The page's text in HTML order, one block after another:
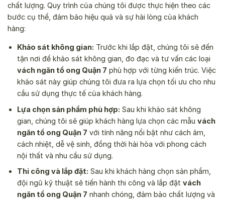
chất lượng. Quy trình của chúng tôi được thực hiện theo các
bước cụ thể, đảm bảo hiệu quả và sự hài lòng của khách
hàng:
Khảo sát không gian: Trước khi lắp đặt, chúng tôi sẽ đến
tận nơi để khảo sát không gian, đo đạc và tư vấn các loại
vách ngăn tổ ong Quận 7 phù hợp với từng kiến trúc. Việc
khảo sát này giúp chúng tôi đưa ra lựa chọn tối ưu cho nhu
cầu sử dụng thực tế của khách hàng.
Lựa chọn sản phẩm phù hợp: Sau khi khảo sát không
gian, chúng tôi sẽ giúp khách hàng lựa chọn các mẫu vách
ngăn tổ ong Quận 7 với tính năng nổi bật như cách âm,
cách nhiệt, dễ vệ sinh, đồng thời hài hòa với phong cách
nội thất và nhu cầu sử dụng.
Thi công và lắp đặt: Sau khi khách hàng chọn sản phẩm,
đội ngũ kỹ thuật sẽ tiến hành thi công và lắp đặt vách
ngăn tổ ong Quận 7 nhanh chóng, đảm bảo chất lượng và